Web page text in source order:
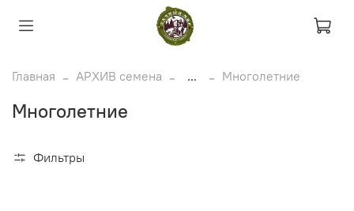
Главная АРХИВ семена ... Многолетние
Многолетние
Фильтры